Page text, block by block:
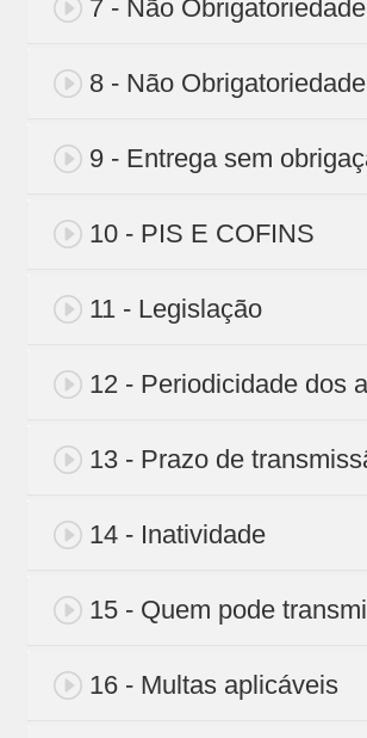
7 - Não
8 - Não
9 - Entrega sem
10 - PIS E COFINS
11 - Legislação
12 - Periodicidade dos
13 - Prazo de
14 - Inatividade
15 - Quem pode
16 - Multas aplicáveis